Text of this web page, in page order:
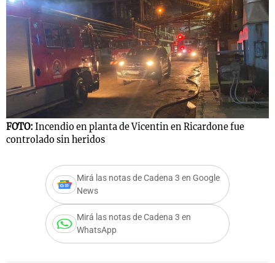
FOTO: Incendio en planta de Vicentin en Ricardone fue
controlado sin heridos
Mirá las notas de Cadena 3 en Google
News
Mirá las notas de Cadena 3 en
WhatsApp